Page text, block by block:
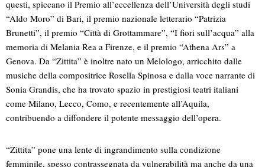
questi, spiccano il Premio all’eccellenza dell’Università degli studi
“Aldo Moro” di Bari, il premio nazionale letterario “Patrizia
Brunetti”, il premio “Città di Grottammare”, “I fiori sull’acqua” alla
memoria di Melania Rea a Firenze, e il premio “Athena Ars” a
Genova. Da “Zittita” è inoltre nato un Melologo, arricchito dalle
musiche della compositrice Rosella Spinosa e dalla voce narrante di
Sonia Grandis, che ha trovato spazio in prestigiosi teatri italiani
come Milano, Lecco, Como, e recentemente all’Aquila,
contribuendo a diffondere il potente messaggio dell’opera.
“Zittita” pone una lente di ingrandimento sulla condizione
femminile, spesso contrassegnata da vulnerabilità ma anche da una